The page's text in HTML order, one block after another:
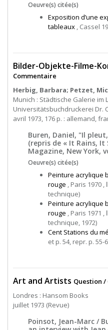
Oeuvre(s) citée(s)
Exposition d’une
tableaux , Cassel
Bilder-Objekte-Filme-
Commentaire
Herbig, Barbara; Petzet,
Munich : Städtische Galerie im
Universitätsbuchdruckerei Dr.
avril 1973, 176 p. : allemand,
Buren, Daniel, "Il
(repris de « It Rains,
Magazine, New York,
Oeuvre(s) citée(s)
Peinture acrylique
rouge , Paris 1970 ,
technique)
Peinture acrylique
rouge , Paris 1971 ,
technique, 1972)
Cent Stations du
et p. 54, repr. p. 55-
Art and Artists Question
Londres : Hansom Books
juillet 1973 (Revue)
Poinsot, Jean-Marc /